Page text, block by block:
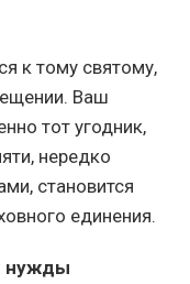
к тому святому,
Ваш
тот угодник,
нередко
становится
единения.
нужды